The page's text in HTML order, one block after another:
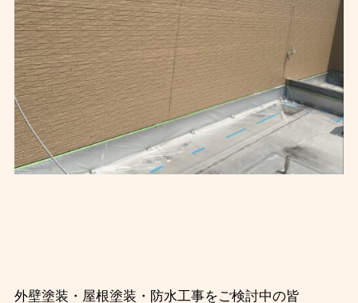
外壁塗装・屋根塗装・防水工事をご検討中の皆